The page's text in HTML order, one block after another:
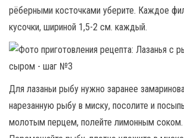
рёберными косточками уберите. Каждое
кусочки, шириной 1,5-2 см. каждый.
Для лазаньи рыбу нужно заранее
нарезанную рыбу в миску, посолите и
молотым перцем, полейте лимонным соком.